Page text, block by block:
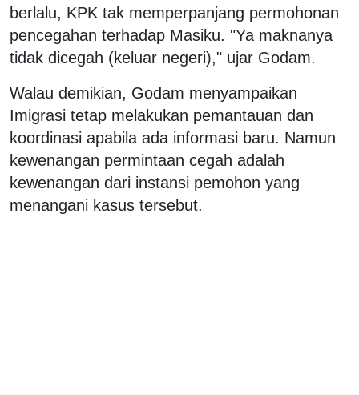
berlalu, KPK tak memperpanjang permohonan
pencegahan terhadap Masiku. "Ya maknanya
tidak dicegah (keluar negeri)," ujar Godam.
Walau demikian, Godam menyampaikan
Imigrasi tetap melakukan pemantauan dan
koordinasi apabila ada informasi baru. Namun
kewenangan permintaan cegah adalah
kewenangan dari instansi pemohon yang
menangani kasus tersebut.